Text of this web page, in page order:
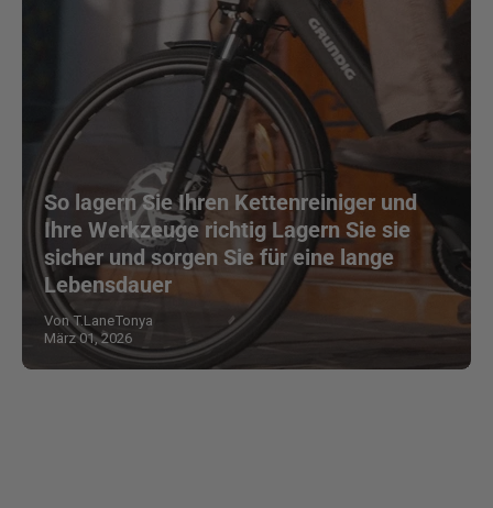
So lagern Sie Ihren Kettenreiniger und
Ihre Werkzeuge richtig Lagern Sie sie
sicher und sorgen Sie für eine lange
Lebensdauer
Von T.LaneTonya
März 01, 2026